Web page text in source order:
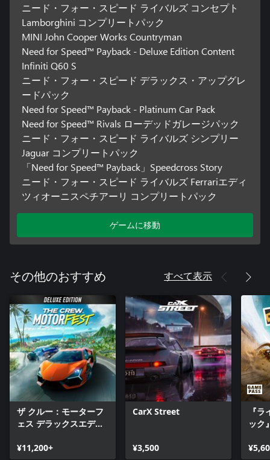
ニード・フォー・スピード ライバルズ コンセプト
Lamborghini コンプリートパック
MINI John Cooper Works Countryman
Need for Speed™ Payback - Deluxe Edition Content
Infiniti Q60 S
ニード・フォー・スピード デラックス・アップグレ
ードパック
Need for Speed™ Payback - Platinum Car Pack
Need for Speed™ Rivals ローデッドガレージパック
ニード・フォー・スピード ライバルズ シンプリー
Jaguar コンプリートパック
「Need for Speed™ Payback」Speedcross Story
ニード・フォー・スピード ライバルズ Ferrariエディ
ツィオーニスペチアーリ コンプリートパック
ゲームに移動
その他のおすすめ すべて表示
ザ クルー：モーターフ
ェス デラックスエディ
¥11,200+
CarX Street
¥3,500
『
ック